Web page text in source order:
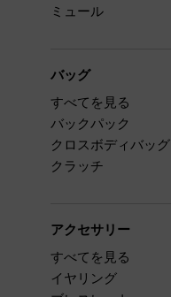
ミュール
バッグ
すべてを見る
バックパック
クロスボディバッグ
クラッチ
アクセサリー
すべてを見る
イヤリング